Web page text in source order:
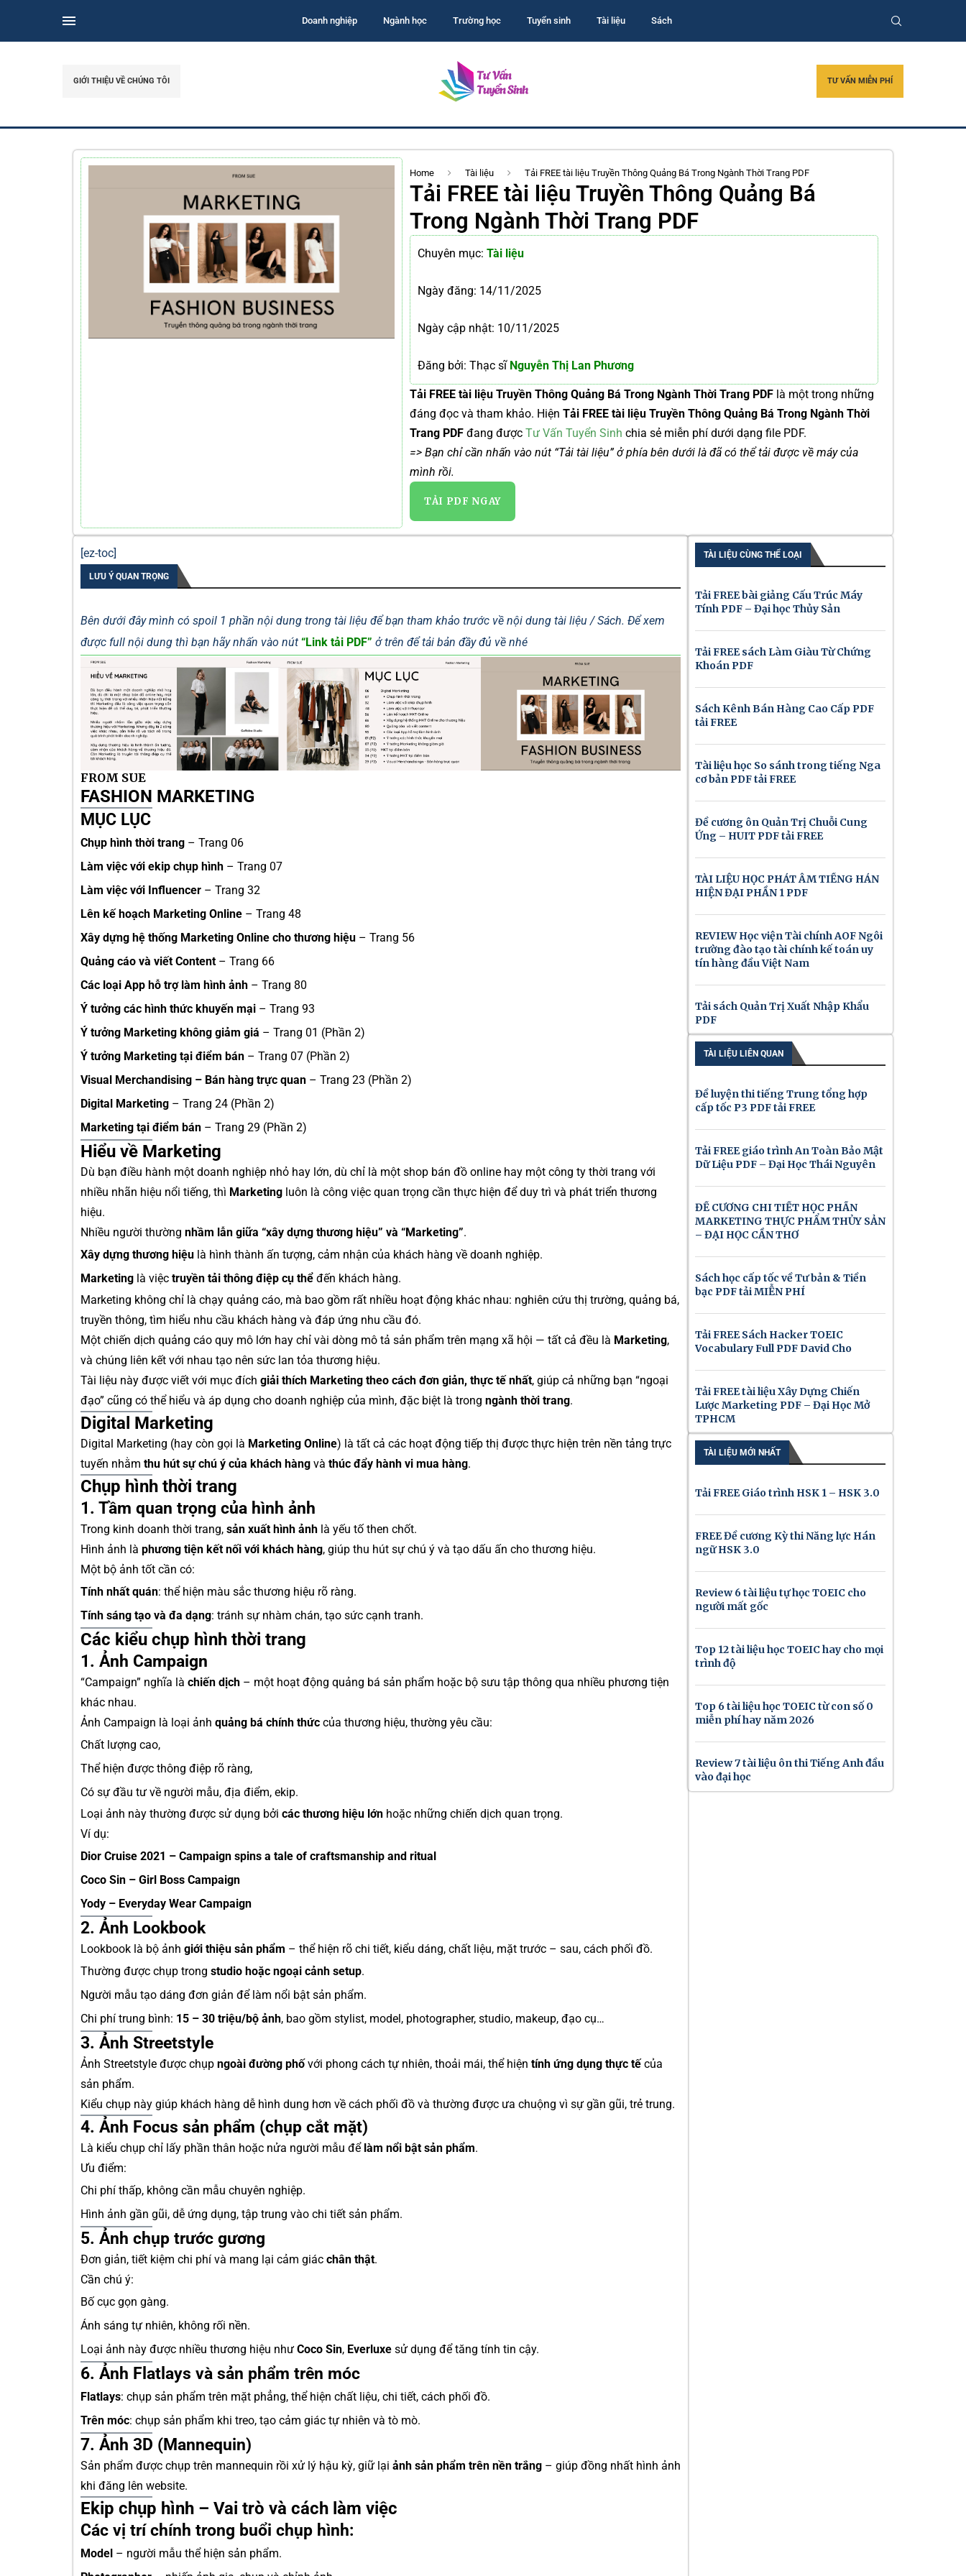
Doanh nghiệp Ngành học Trường học Tuyển sinh Tài liệu Sách
GIỚI THIỆU VỀ CHÚNG TÔI TƯ VẤN MIỄN PHÍ
Home Tài liệu Tải FREE tài liệu Truyền Thông Quảng Bá Trong Ngành Thời Trang PDF
Tải FREE tài liệu Truyền Thông Quảng Bá
Trong Ngành Thời Trang PDF
Chuyên mục: Tài liệu
Ngày đăng: 14/11/2025
Ngày cập nhật: 10/11/2025
Đăng bởi: Thạc sĩNguyễn Thị Lan Phương
Tải FREE tài liệu Truyền Thông Quảng Bá Trong Ngành Thời Trang PDF là một trong những
đáng đọc và tham khảo. Hiện Tải FREE tài liệu Truyền Thông Quảng Bá Trong Ngành Thời
Trang PDF đang được Tư Vấn Tuyển Sinh chia sẻ miễn phí dưới dạng file PDF.
=> Bạn chỉ cần nhấn vào nút “Tải tài liệu” ở phía bên dưới là đã có thể tải được về máy của
mình rồi.
TẢI PDF NGAY
[ez-toc]
LƯU Ý QUAN TRỌNG
Bên dưới đây mình có spoil 1 phần nội dung trong tài liệu để bạn tham khảo trước về nội dung tài liệu / Sách. Để xem
được full nội dung thì bạn hãy nhấn vào nút “Link tải PDF” ở trên để tải bản đầy đủ về nhé
FROM SUE
FASHION MARKETING
MỤC LỤC
Chụp hình thời trang – Trang 06
Làm việc với ekip chụp hình – Trang 07
Làm việc với Influencer – Trang 32
Lên kế hoạch Marketing Online – Trang 48
Xây dựng hệ thống Marketing Online cho thương hiệu – Trang 56
Quảng cáo và viết Content – Trang 66
Các loại App hỗ trợ làm hình ảnh – Trang 80
Ý tưởng các hình thức khuyến mại – Trang 93
Ý tưởng Marketing không giảm giá – Trang 01 (Phần 2)
Ý tưởng Marketing tại điểm bán – Trang 07 (Phần 2)
Visual Merchandising – Bán hàng trực quan – Trang 23 (Phần 2)
Digital Marketing – Trang 24 (Phần 2)
Marketing tại điểm bán – Trang 29 (Phần 2)
Hiểu về Marketing
Dù bạn điều hành một doanh nghiệp nhỏ hay lớn, dù chỉ là một shop bán đồ online hay một công ty thời trang với
nhiều nhãn hiệu nổi tiếng, thì Marketing luôn là công việc quan trọng cần thực hiện để duy trì và phát triển thương
hiệu.
Nhiều người thường nhầm lẫn giữa “xây dựng thương hiệu” và “Marketing”.
Xây dựng thương hiệu là hình thành ấn tượng, cảm nhận của khách hàng về doanh nghiệp.
Marketing là việc truyền tải thông điệp cụ thể đến khách hàng.
Marketing không chỉ là chạy quảng cáo, mà bao gồm rất nhiều hoạt động khác nhau: nghiên cứu thị trường, quảng bá,
truyền thông, tìm hiểu nhu cầu khách hàng và đáp ứng nhu cầu đó.
Một chiến dịch quảng cáo quy mô lớn hay chỉ vài dòng mô tả sản phẩm trên mạng xã hội — tất cả đều là Marketing,
và chúng liên kết với nhau tạo nên sức lan tỏa thương hiệu.
Tài liệu này được viết với mục đích giải thích Marketing theo cách đơn giản, thực tế nhất, giúp cả những bạn “ngoại
đạo” cũng có thể hiểu và áp dụng cho doanh nghiệp của mình, đặc biệt là trong ngành thời trang.
Digital Marketing
Digital Marketing (hay còn gọi là Marketing Online) là tất cả các hoạt động tiếp thị được thực hiện trên nền tảng trực
tuyến nhằm thu hút sự chú ý của khách hàng và thúc đẩy hành vi mua hàng.
Chụp hình thời trang
1. Tầm quan trọng của hình ảnh
Trong kinh doanh thời trang, sản xuất hình ảnh là yếu tố then chốt.
Hình ảnh là phương tiện kết nối với khách hàng, giúp thu hút sự chú ý và tạo dấu ấn cho thương hiệu.
Một bộ ảnh tốt cần có:
Tính nhất quán: thể hiện màu sắc thương hiệu rõ ràng.
Tính sáng tạo và đa dạng: tránh sự nhàm chán, tạo sức cạnh tranh.
Các kiểu chụp hình thời trang
1. Ảnh Campaign
“Campaign” nghĩa là chiến dịch – một hoạt động quảng bá sản phẩm hoặc bộ sưu tập thông qua nhiều phương tiện
khác nhau.
Ảnh Campaign là loại ảnh quảng bá chính thức của thương hiệu, thường yêu cầu:
Chất lượng cao,
Thể hiện được thông điệp rõ ràng,
Có sự đầu tư về người mẫu, địa điểm, ekip.
Loại ảnh này thường được sử dụng bởi các thương hiệu lớn hoặc những chiến dịch quan trọng.
Ví dụ:
Dior Cruise 2021 – Campaign spins a tale of craftsmanship and ritual
Coco Sin – Girl Boss Campaign
Yody – Everyday Wear Campaign
2. Ảnh Lookbook
Lookbook là bộ ảnh giới thiệu sản phẩm – thể hiện rõ chi tiết, kiểu dáng, chất liệu, mặt trước – sau, cách phối đồ.
Thường được chụp trong studio hoặc ngoại cảnh setup.
Người mẫu tạo dáng đơn giản để làm nổi bật sản phẩm.
Chi phí trung bình: 15 – 30 triệu/bộ ảnh, bao gồm stylist, model, photographer, studio, makeup, đạo cụ…
3. Ảnh Streetstyle
Ảnh Streetstyle được chụp ngoài đường phốvới phong cách tự nhiên, thoải mái, thể hiện tính ứng dụng thực tếcủa
sản phẩm.
Kiểu chụp này giúp khách hàng dễ hình dung hơn về cách phối đồ và thường được ưa chuộng vì sự gần gũi, trẻ trung.
4. Ảnh Focus sản phẩm (chụp cắt mặt)
Là kiểu chụp chỉ lấy phần thân hoặc nửa người mẫu để làm nổi bật sản phẩm.
Ưu điểm:
Chi phí thấp, không cần mẫu chuyên nghiệp.
Hình ảnh gần gũi, dễ ứng dụng, tập trung vào chi tiết sản phẩm.
5. Ảnh chụp trước gương
Đơn giản, tiết kiệm chi phí và mang lại cảm giác chân thật.
Cần chú ý:
Bố cục gọn gàng.
Ánh sáng tự nhiên, không rối nền.
Loại ảnh này được nhiều thương hiệu như Coco Sin, Everluxe sử dụng để tăng tính tin cậy.
6. Ảnh Flatlays và sản phẩm trên móc
Flatlays: chụp sản phẩm trên mặt phẳng, thể hiện chất liệu, chi tiết, cách phối đồ.
Trên móc: chụp sản phẩm khi treo, tạo cảm giác tự nhiên và tò mò.
7. Ảnh 3D (Mannequin)
Sản phẩm được chụp trên mannequin rồi xử lý hậu kỳ, giữ lại ảnh sản phẩm trên nền trắng – giúp đồng nhất hình ảnh
khi đăng lên website.
Ekip chụp hình – Vai trò và cách làm việc
Các vị trí chính trong buổi chụp hình:
Model – người mẫu thể hiện sản phẩm.
TÀI LIỆU CÙNG THỂ LOẠI
Tải FREE bài giảng Cấu Trúc Máy
Tính PDF – Đại học Thủy Sản
Tải FREE sách Làm Giàu Từ Chứng
Khoán PDF
Sách Kênh Bán Hàng Cao Cấp PDF
tải FREE
Tài liệu học So sánh trong tiếng Nga
cơ bản PDF tải FREE
Đề cương ôn Quản Trị Chuỗi Cung
Ứng – HUIT PDF tải FREE
TÀI LIỆU HỌC PHÁT ÂM TIẾNG HÁN
HIỆN ĐẠI PHẦN 1 PDF
REVIEW Học viện Tài chính AOF Ngôi
trường đào tạo tài chính kế toán uy
tín hàng đầu Việt Nam
Tải sách Quản Trị Xuất Nhập Khẩu
PDF
TÀI LIỆU LIÊN QUAN
Đề luyện thi tiếng Trung tổng hợp
cấp tốc P3 PDF tải FREE
Tải FREE giáo trình An Toàn Bảo Mật
Dữ Liệu PDF – Đại Học Thái Nguyên
ĐỀ CƯƠNG CHI TIẾT HỌC PHẦN
MARKETING THỰC PHẨM THỦY SẢN
– ĐẠI HỌC CẦN THƠ
Sách học cấp tốc về Tư bản & Tiền
bạc PDF tải MIỄN PHÍ
Tải FREE Sách Hacker TOEIC
Vocabulary Full PDF David Cho
Tải FREE tài liệu Xây Dựng Chiến
Lược Marketing PDF – Đại Học Mở
TPHCM
TÀI LIỆU MỚI NHẤT
Tải FREE Giáo trình HSK 1 – HSK 3.0
FREE Đề cương Kỳ thi Năng lực Hán
ngữ HSK 3.0
Review 6 tài liệu tự học TOEIC cho
người mất gốc
Top 12 tài liệu học TOEIC hay cho mọi
trình độ
Top 6 tài liệu học TOEIC từ con số 0
miễn phí hay năm 2026
Review 7 tài liệu ôn thi Tiếng Anh đầu
vào đại học